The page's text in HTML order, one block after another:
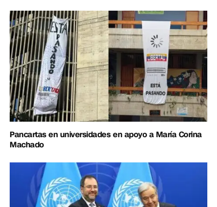
Pancartas en universidades en apoyo a María Corina
Machado